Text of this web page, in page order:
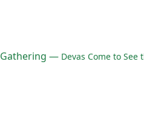
Gathering — Devas Come to See